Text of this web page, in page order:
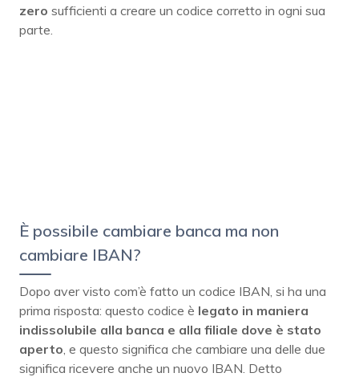
zero sufficienti a creare un codice corretto in ogni sua
parte.
È possibile cambiare banca ma non
cambiare IBAN?
Dopo aver visto com’è fatto un codice IBAN, si ha una
prima risposta: questo codice è legato in maniera
indissolubile alla banca e alla filiale dove è stato
aperto , e questo significa che cambiare una delle due
significa ricevere anche un nuovo IBAN. Detto